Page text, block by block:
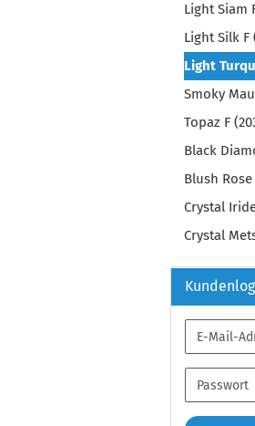
Light Siam
Light Silk F
Light
Smoky
Topaz F
Black
Blush Rose
Crystal
Crystal
E-
Mail-
Adresse
Passwort